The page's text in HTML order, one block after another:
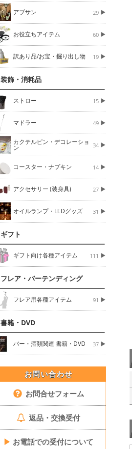
アブサン 29
お役立ちアイテム 60
訳あり品/お宝・掘り出し物 19
装飾・消耗品
ストロー 15
マドラー 49
カクテルピン・デコレーショ
ン 34
コースター・ナプキン 14
アクセサリー (装身具) 27
オイルランプ・LEDグッズ 31
ギフト
ギフト向け各種アイテム 111
フレア・バーテンディング
フレア用各種アイテム 91
書籍・DVD
バー・酒類関連 書籍・DVD 37
お問い合わせ
お問合せフォーム
返品・交換受付
▶ お電話での受付について